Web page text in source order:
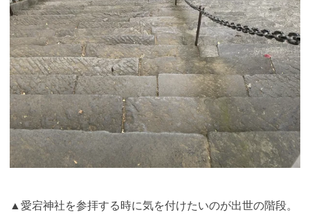
▲愛宕神社を参拝する時に気を付けたいのが出世の階段。